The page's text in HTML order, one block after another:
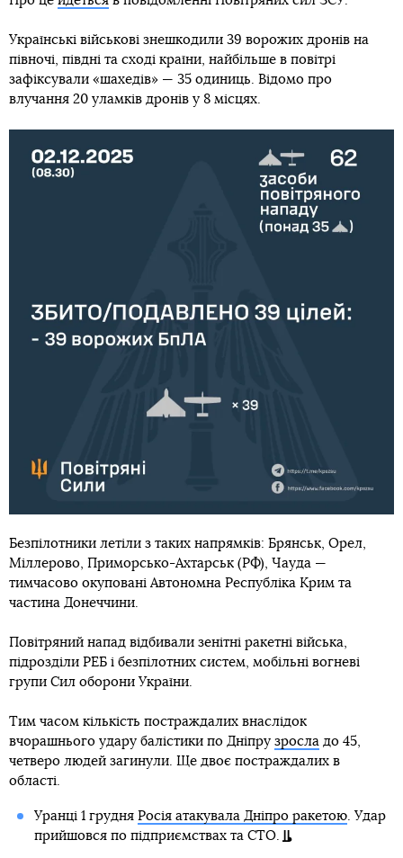
Українські військові знешкодили 39 ворожих дронів на
півночі, півдні та сході країни, найбільше в повітрі
зафіксували «шахедів» — 35 одиниць. Відомо про
влучання 20 уламків дронів у 8 місцях.
Безпілотники летіли з таких напрямків: Брянськ, Орел,
Міллерово, Приморсько-Ахтарськ (РФ), Чауда —
тимчасово окуповані Автономна Республіка Крим та
частина Донеччини.
Повітряний напад відбивали зенітні ракетні війська,
підрозділи РЕБ і безпілотних систем, мобільні вогневі
групи Сил оборони України.
Тим часом кількість постраждалих внаслідок
вчорашнього удару балістики по Дніпру зросла до 45,
четверо людей загинули. Ще двоє постраждалих в
області.
Уранці 1 грудня Росія атакувала Дніпро ракетою. Удар
прийшовся по підприємствах та СТО.